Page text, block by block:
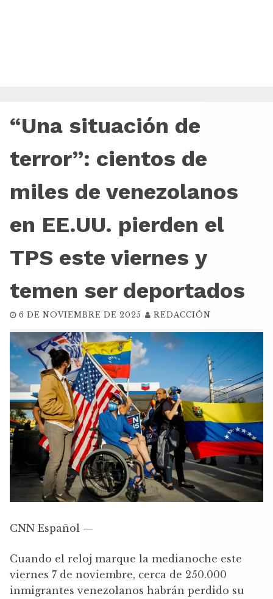
“Una situación de
terror”: cientos de
miles de venezolanos
en EE.UU. pierden el
TPS este viernes y
temen ser deportados
6 DE NOVIEMBRE DE 2025 REDACCIÓN
CNN Español —
Cuando el reloj marque la medianoche este
viernes 7 de noviembre, cerca de 250.000
inmigrantes venezolanos habrán perdido su